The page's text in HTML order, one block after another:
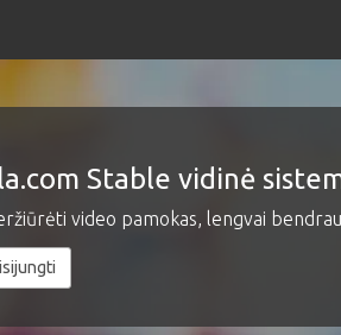
Stable vidinė
video pamokas, lengvai